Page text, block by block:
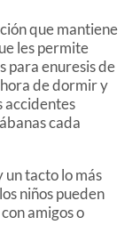
que mantiene
les permite
para enuresis de
de dormir y
accidentes
cada
un tacto lo más
niños pueden
amigos o